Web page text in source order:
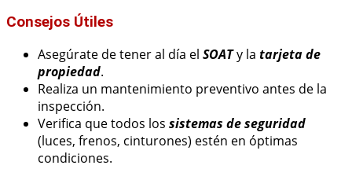
Consejos Útiles
Asegúrate de tener al día el SOATy la tarjeta de
propiedad.
Realiza un mantenimiento preventivo antes de la
inspección.
Verifica que todos los sistemas de seguridad
(luces, frenos, cinturones) estén en óptimas
condiciones.